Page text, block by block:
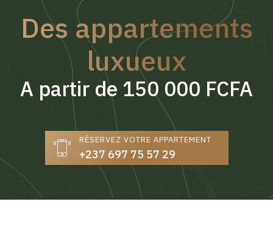
Des appartements
luxueux
A partir de 150 000 FCFA
RÉSERVEZ VOTRE APPARTEMENT
+237 697 75 57 29